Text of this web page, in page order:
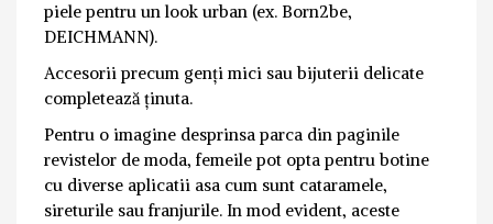
piele pentru un look urban (ex. Born2be,
DEICHMANN).
Accesorii precum genți mici sau bijuterii delicate
completează ținuta.
Pentru o imagine desprinsa parca din paginile
revistelor de moda, femeile pot opta pentru botine
cu diverse aplicatii asa cum sunt cataramele,
sireturile sau franjurile. In mod evident, aceste